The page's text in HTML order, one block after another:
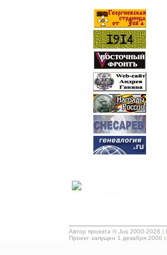
Автор проекта © Jus 2000-2026 |
Проект запущен 1 декабря 2000 г.